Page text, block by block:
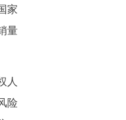
家
量
人
险